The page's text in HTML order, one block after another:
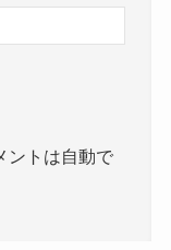
ントは自動で